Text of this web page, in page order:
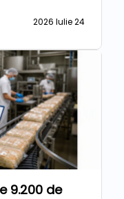
2026 Iulie 24
9.200 de